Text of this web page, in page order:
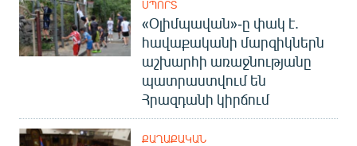
ՍՊՈՐՏ
«Օլիմպավան»-ը փակ է.
հավաքականի մարզիկներն
աշխարհի առաջնությանը
պատրաստվում են
Հրազդանի կիրճում
ՔԱՂԱՔԱԿԱՆ